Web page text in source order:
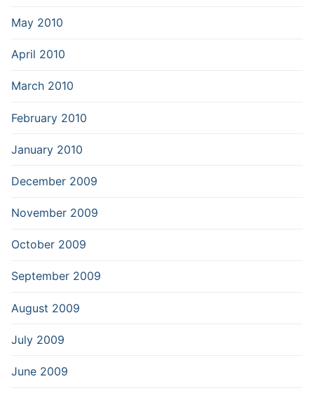
May 2010
April 2010
March 2010
February 2010
January 2010
December 2009
November 2009
October 2009
September 2009
August 2009
July 2009
June 2009